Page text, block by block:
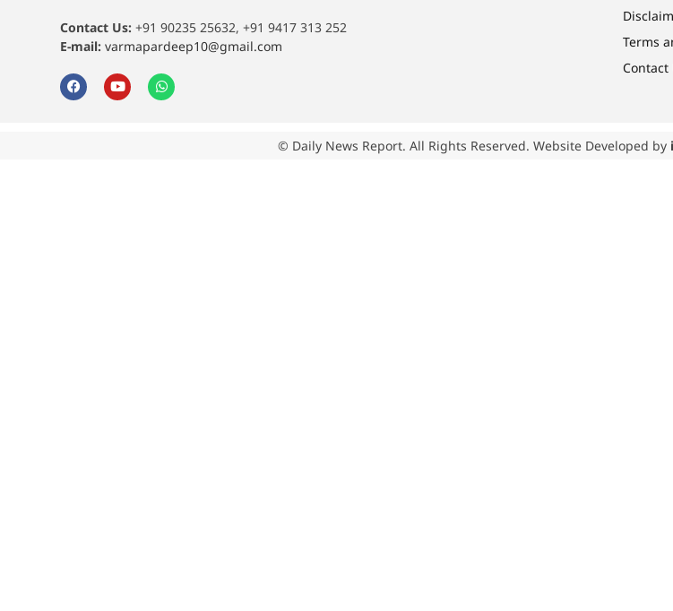
Contact Us: +91 90235 25632, +91 9417 313 252
E-mail: varmapardeep10@gmail.com
Terms
Contact
© Daily News Report. All Rights Reserved. Website Developed by